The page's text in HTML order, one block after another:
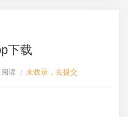
下载
读 / 未收录，去提交